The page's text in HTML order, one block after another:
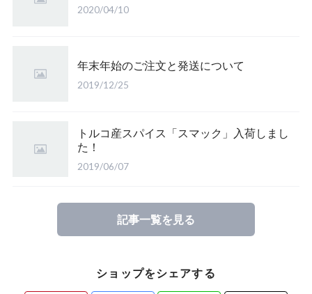
2020/04/10
年末年始のご注文と発送について
2019/12/25
トルコ産スパイス「スマック」入荷しまし
た！
2019/06/07
記事一覧を見る
ショップをシェアする